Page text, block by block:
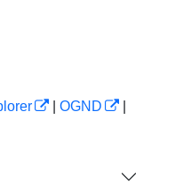
OGND